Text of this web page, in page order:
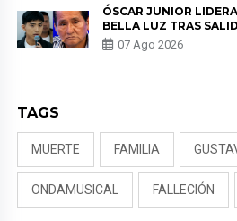
ÓSCAR JUNIOR
BELLA LUZ TRAS
PADRE POR POLÉMICA
NALDY SALDAÑA
07 Ago 2026
TAGS
MUERTE FAMILIA
ONDAMUSICAL FALLECIÓN